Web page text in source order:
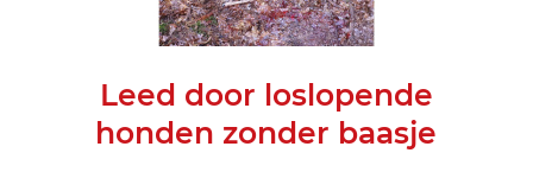
Leed door loslopende
honden zonder baasje